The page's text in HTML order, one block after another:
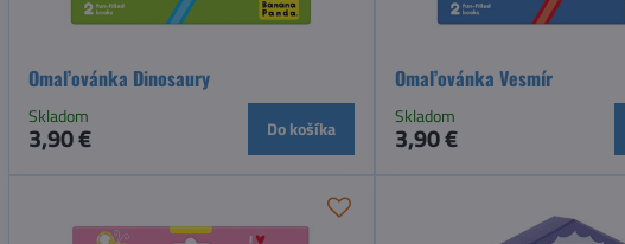
Omaľovánka Dinosaury
Skladom
3,90 € Do košíka
Omaľovánka Vesmír
Skladom
3,90 €